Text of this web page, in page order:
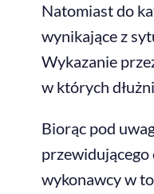
Natomiast do
wynikające z
Wykazanie
w których
Biorąc pod
przewidującego
wykonawcy w